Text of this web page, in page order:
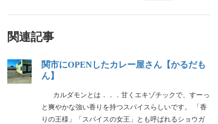
関連記事
関市にOPENしたカレー屋さん【かるだも
ん】
カルダモンとは．．．甘くエキゾチックで、すーっ
と爽やかな強い香りを持つスパイスらしいです。 「香
りの王様」「スパイスの女王」とも呼ばれるショウガ